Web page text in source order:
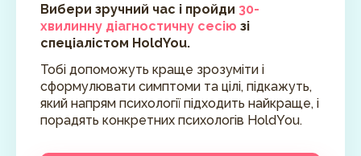
Вибери зручний час і пройди 30-
хвилинну діагностичну сесію зі
спеціалістом HoldYou.
Тобі допоможуть краще зрозуміти і
сформулювати симптоми та цілі, підкажуть,
який напрям психології підходить найкраще, і
порадять конкретних психологів HoldYou.